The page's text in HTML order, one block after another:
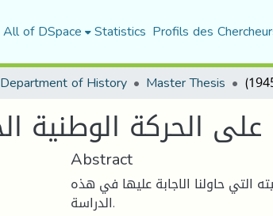
All of DSpace Statistics Profils des
Department of History Master Thesis
الوطنية الجزائرية
Abstract
التي حاولنا الاجابة عليها في هذه
الدراسة.